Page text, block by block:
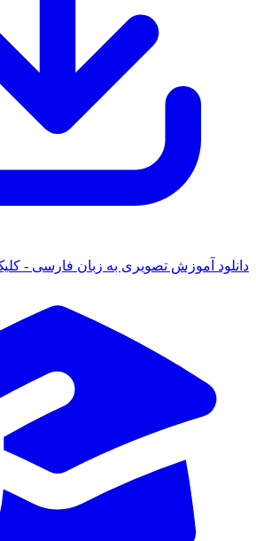
آموزش تصویری به زبان فارسی - کلیک کنید